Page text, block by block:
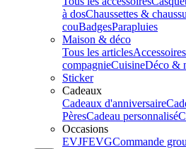
à dosChaussettes &
couBadgesParapluies
Maison & déco
Tous les articles
compagnieCuisineDéco &
Sticker
Cadeaux
Cadeaux d'anniversaire
PèresCadeau personnalisé
Occasions
EVJFEVGCommande